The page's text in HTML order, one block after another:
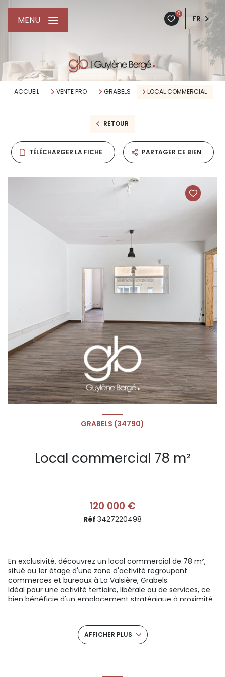
0
FR
MENU
ACCUEIL VENTE PRO GRABELS LOCAL COMMERCIAL
RETOUR
TÉLÉCHARGER LA FICHE PARTAGER CE BIEN
GRABELS (34790)
Local commercial 78 m²
120 000 €
Réf 3427220498
En exclusivité, découvrez un local commercial de 78 m²,
situé au 1er étage d'une zone d'activité regroupant
commerces et bureaux à La Valsière, Grabels.
Idéal pour une activité tertiaire, libérale ou de services, ce
bien bénéficie d'un emplacement stratégique à proximité
dispose d'une place de stationnement fermées.
AFFICHER PLUS